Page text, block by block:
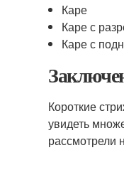
Каре
Каре с
Каре с
Короткие
увидеть
рассмотрели